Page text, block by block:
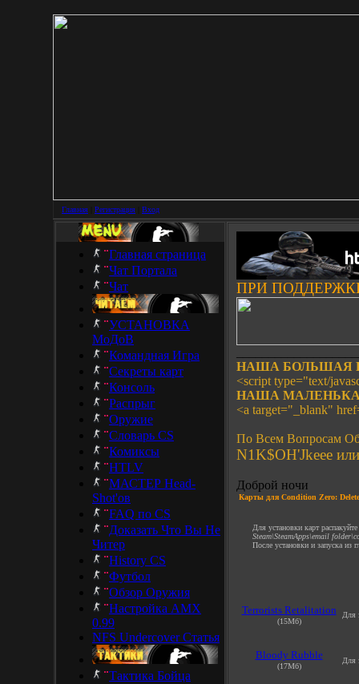
Главная Регистрация Вход
Главная страница
Чат Портала
Чат
УСТАНОВКА
МоДоВ
Командная Игра
Секреты карт
Консоль
Распрыг
Оружие
Словарь CS
Комиксы
HTLV
МАСТЕР Head-
Shot'ов
FAQ по CS
Доказать Что Вы Не
Читер
History CS
Футбол
Обзор Оружия
Настройка AMX
0.99
NFS Undercover Статья
Тактика Бойца
ПРИ
НАША БОЛЬШАЯ
<script type="text/
НАША
<a target="_blank"
По Всем Вопросам
N1K$OH'Jkeee
Доброй ночи
Карты для Condition Zero:
Для установки карт
Steam\SteamApps\email
После установки и запуска из
Terrorists Retalitation
(15Мб)
Для
Bloody Rubble
(17Мб)
Для